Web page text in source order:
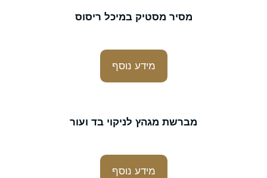
מסיר מסטיק במיכל ריסוס
מידע נוסף
מברשת מגהץ לניקוי בד ועור
מידע נוסף